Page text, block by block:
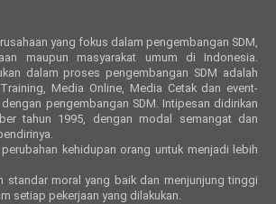
yang fokus dalam pengembangan SDM,
maupun masyarakat umum di Indonesia.
dalam proses pengembangan SDM adalah
Media Online, Media Cetak dan event-
pengembangan SDM. Intipesan didirikan
tahun 1995, dengan modal semangat dan
kehidupan orang untuk menjadi lebih
standar moral yang baik dan menjunjung tinggi
setiap pekerjaan yang dilakukan.